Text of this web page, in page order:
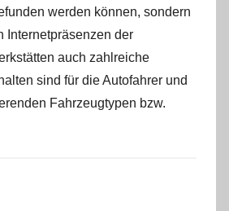
werden können, sondern
Internetpräsenzen der
auch zahlreiche
sind für die Autofahrer und
Fahrzeugtypen bzw.